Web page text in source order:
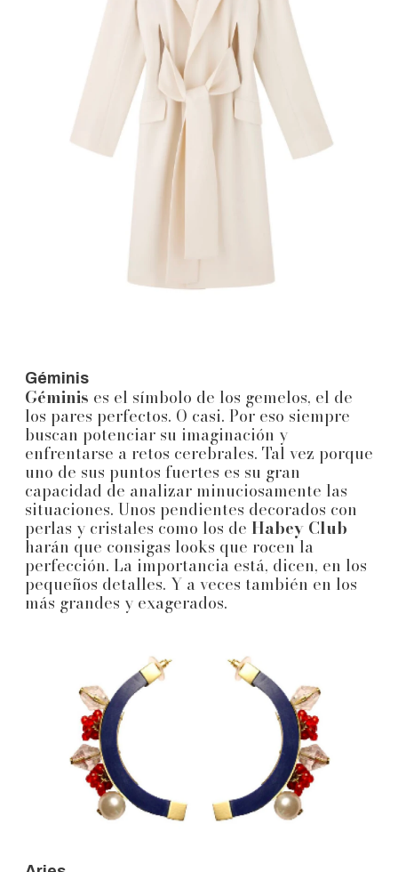
Géminis
Géminis es el símbolo de los gemelos, el de
los pares perfectos. O casi. Por eso siempre
buscan potenciar su imaginación y
enfrentarse a retos cerebrales. Tal vez porque
uno de sus puntos fuertes es su gran
capacidad de analizar minuciosamente las
situaciones. Unos pendientes decorados con
perlas y cristales como los de Habey Club
harán que consigas looks que rocen la
perfección. La importancia está, dicen, en los
pequeños detalles. Y a veces también en los
más grandes y exagerados.